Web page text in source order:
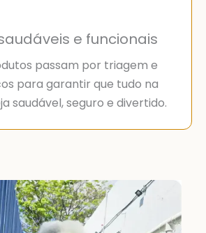
e funcionais
passam por triagem e
para garantir que tudo na
saudável, seguro e divertido.